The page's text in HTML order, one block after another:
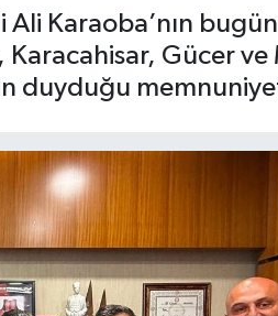
Karaoba’nın
Karacahisar, Gücer
duyduğu